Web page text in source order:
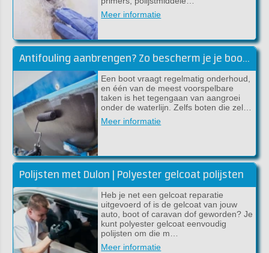
Meer informatie
Antifouling aanbrengen? Zo bescherm je je boot tegen aangroei
Een boot vraagt regelmatig onderhoud,
en één van de meest voorspelbare
taken is het tegengaan van aangroei
onder de waterlijn. Zelfs boten die zel…
Meer informatie
Polijsten met Dulon | Polyester gelcoat polijsten
Heb je net een gelcoat reparatie
uitgevoerd of is de gelcoat van jouw
auto, boot of caravan dof geworden? Je
kunt polyester gelcoat eenvoudig
polijsten om die m…
Meer informatie